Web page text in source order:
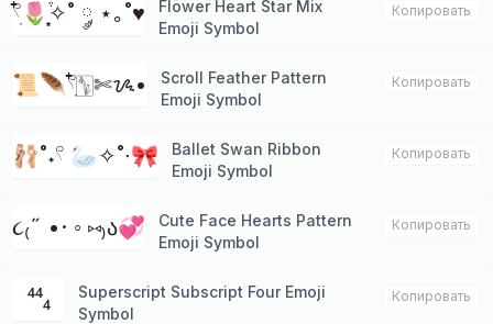
𓍢ִ໋🌷͙֒✧˚ ༘ ⋆｡˚♥
Flower Heart Star Mix
Emoji Symbol
Копировать
📜🪶𓍢ִ໋🀦✄ᝰ•
Scroll Feather Pattern
Emoji Symbol
Копировать
🩰˚˖𓍢 🦢✧˚∙🎀
Ballet Swan Ribbon
Emoji Symbol
Копировать
૮₍˶ •· ◦ ⑅₎ა💞
Cute Face Hearts Pattern
Emoji Symbol
Копировать
⁴⁴₄
Superscript Subscript Four Emoji
Symbol
Копировать